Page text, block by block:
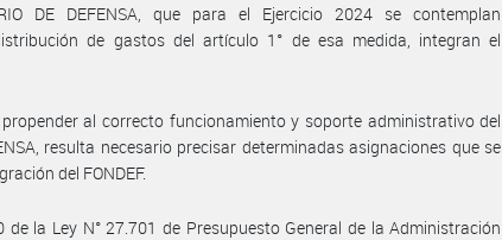
DE DEFENSA, que para el Ejercicio 2024 se contemplan
de gastos del artículo 1° de esa medida, integran el
al correcto funcionamiento y soporte administrativo del
resulta necesario precisar determinadas asignaciones que se
del FONDEF.
de la Ley N° 27.701 de Presupuesto General de la Administración